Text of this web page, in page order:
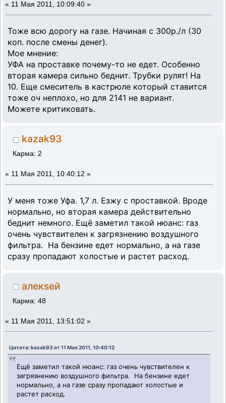
« 11 Мая 2011, 10:09:40 »
Тоже всю дорогу на газе. Начиная с 300р./л (30
коп. после смены денег).
Мое мнение:
УФА на проставке почему-то не едет. Особенно
вторая камера сильно беднит. Трубки рулят! На
10. Еще смеситель в кастрюле который ставится
тоже оч неплохо, но для 2141 не вариант.
Можете критиковать.
kazak93
Карма: 2
« 11 Мая 2011, 10:40:12 »
У меня тоже Уфа. 1,7 л. Езжу с проставкой. Вроде
нормально, но вторая камера действительно
беднит немного. Ещё заметил такой нюанс: газ
очень чувствителен к загрязнению воздушного
фильтра. На бензине едет нормально, а на газе
сразу пропадают холостые и растет расход.
алекsей
Карма: 48
« 11 Мая 2011, 13:51:02 »
Цитата: kazak93 от 11 Мая 2011, 10:40:12
Ещё заметил такой нюанс: газ очень чувствителен к
загрязнению воздушного фильтра. На бензине едет
нормально, а на газе сразу пропадают холостые и
растет расход.